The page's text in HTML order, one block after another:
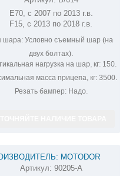
ФАРКОП НА BMW X5 B/014
E70, с 2007 по 2013 г.в.
F15, с 2013 по 2018 г.в.
шара:Условно съемный шар (на
двух болтах).
нагрузка на шар, кг:150.
масса прицепа, кг: 3500.
Резать бампер:Надо.
MOTODOR
ФАРКОП НА BMW
Артикул: 90205-A